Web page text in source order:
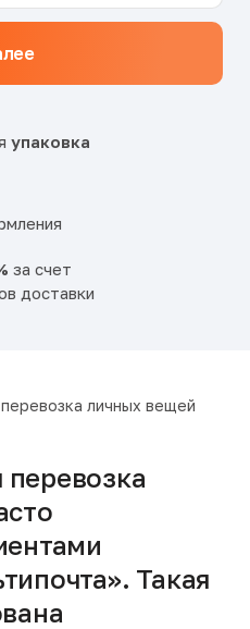
упаковка
за счет
доставки
личных вещей
Такая